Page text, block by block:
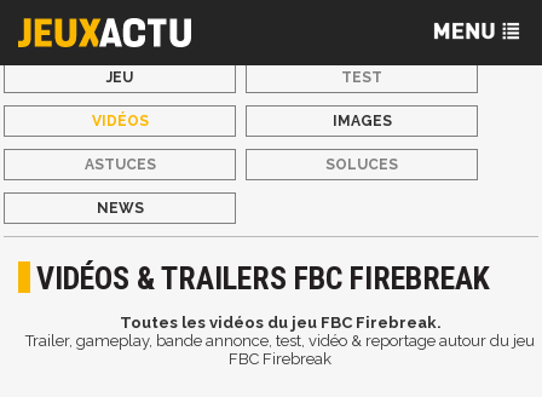
JEU TEST
VIDÉOS IMAGES
ASTUCES SOLUCES
NEWS
VIDÉOS & TRAILERS FBC FIREBREAK
Toutes les vidéos du jeu FBC Firebreak.
Trailer, gameplay, bande annonce, test, vidéo & reportage autour du jeu
FBC Firebreak